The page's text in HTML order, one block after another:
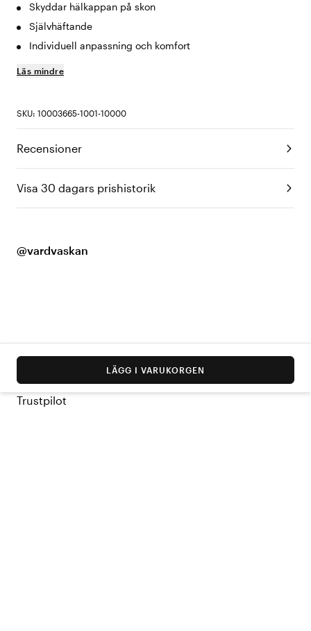
Skyddar hälkappan på skon
Självhäftande
Individuell anpassning och komfort
Läs mindre
SKU: 10003665-1001-10000
Recensioner
Visa 30 dagars prishistorik
@vardvaskan
LÄGG I VARUKORGEN
Trustpilot